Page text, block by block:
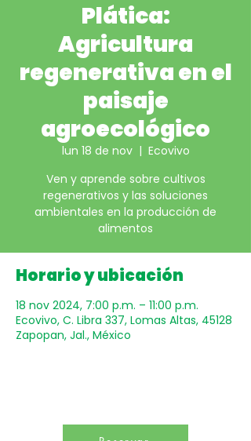
Plática:
Agricultura
regenerativa en el
paisaje
agroecológico
lun 18 de nov
  |
Ecovivo
Ven y aprende sobre cultivos
regenerativos y las soluciones
ambientales en la producción de
alimentos
Horario y ubicación
18 nov 2024, 7:00 p.m. – 11:00 p.m.
Ecovivo, C. Libra 337, Lomas Altas, 45128
Zapopan, Jal., México